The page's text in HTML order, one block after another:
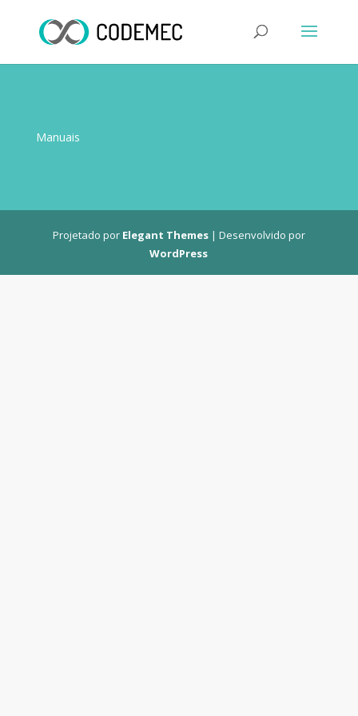
Manuais
Projetado por Elegant Themes| Desenvolvido por
WordPress